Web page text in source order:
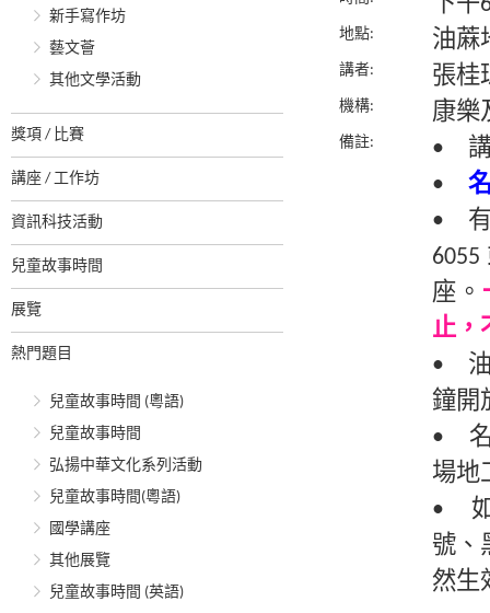
新手寫作坊
藝文薈
其他文學活動
獎項 / 比賽
講座 / 工作坊
資訊科技活動
兒童故事時間
展覽
熱門題目
兒童故事時間 (粵語)
兒童故事時間
弘揚中華文化系列活動
兒童故事時間(粵語)
國學講座
其他展覽
兒童故事時間 (英語)
地點: 油蔴
講者: 張桂
機構: 康樂
備註:
• 講
•
• 有
座。
止，
• 油
鐘開
• 名
場地
• 如
號、
然生